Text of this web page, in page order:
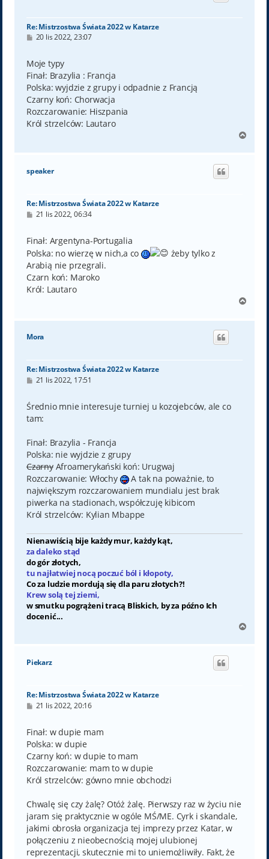
Re: Mistrzostwa Świata 2022 w Katarze
P
t
20 lis 2022, 23:07
Moje typy
Finał: Brazylia : Francja
Polska: wyjdzie z grupy i odpadnie z Francją
Czarny koń: Chorwacja
Rozczarowanie: Hiszpania
Król strzelców: Lautaro
g
speaker
Re: Mistrzostwa Świata 2022 w Katarze
P
t
21 lis 2022, 06:34
Finał: Argentyna-Portugalia
Polska: no wierzę w nich,a co
żeby tylko z
Arabią nie przegrali.
Czarn koń: Maroko
Król: Lautaro
g
Mora
Re: Mistrzostwa Świata 2022 w Katarze
P
t
21 lis 2022, 17:51
Średnio mnie interesuje turniej u kozojebców, ale co
tam:
Finał: Brazylia - Francja
Polska: nie wyjdzie z grupy
CzarnyAfroamerykański koń: Urugwaj
Rozczarowanie: Włochy
A tak na poważnie, to
największym rozczarowaniem mundialu jest brak
piwerka na stadionach, współczuję kibicom
Król strzelców: Kylian Mbappe
Nienawiścią bije każdy mur, każdy kąt,
za daleko stąd
do gór złotych,
tu najłatwiej nocą poczuć ból i kłopoty,
Co za ludzie mordują się dla paru złotych?!
Krew solą tej ziemi,
w smutku pogrążeni tracą Bliskich, by za późno Ich
docenić...
g
Piekarz
Re: Mistrzostwa Świata 2022 w Katarze
P
t
21 lis 2022, 20:16
Finał: w dupie mam
Polska: w dupie
Czarny koń: w dupie to mam
Rozczarowanie: mam to w dupie
Król strzelców: gówno mnie obchodzi
Chwalę się czy żalę? Otóż żalę. Pierwszy raz w życiu nie
jaram się praktycznie w ogóle MŚ/ME. Cyrk i skandale,
jakimi obrosła organizacja tej imprezy przez Katar, w
połączeniu z nieobecnością mojej ulubionej
reprezentacji, skutecznie mi to uniemożliwiły. Fakt, że